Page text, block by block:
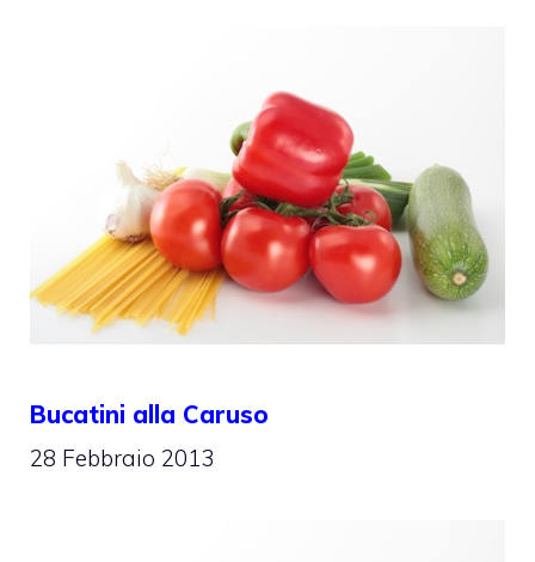
Bucatini alla Caruso
28 Febbraio 2013